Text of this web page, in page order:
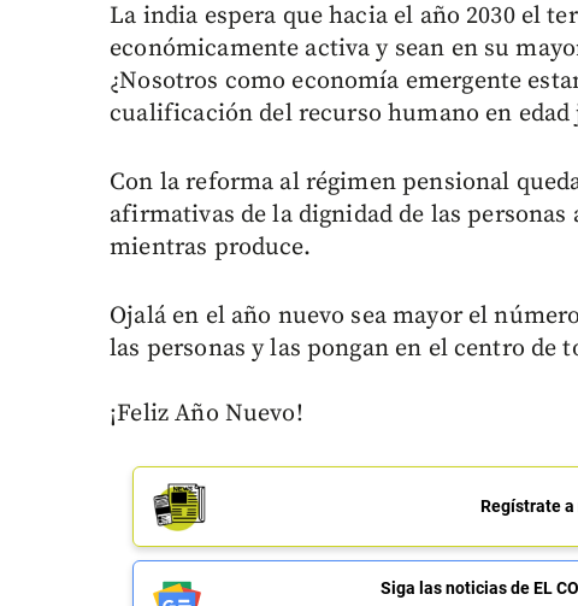
La india espera que hacia el año 2030 el
económicamente activa y sean en su
¿Nosotros como economía emergente
cualificación del recurso humano en edad
Con la reforma al régimen pensional
afirmativas de la dignidad de las
mientras produce.
Ojalá en el año nuevo sea mayor el
las personas y las pongan en el centro de
¡Feliz Año Nuevo!
Regístrate
Siga las noticias de EL